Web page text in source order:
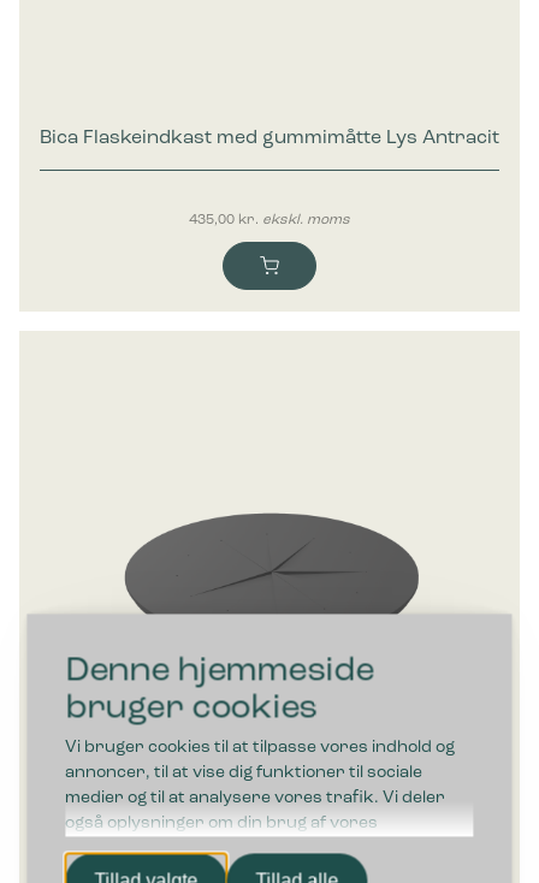
Denne hjemmeside
bruger cookies
Vi bruger cookies til at tilpasse vores indhold og
annoncer, til at vise dig funktioner til sociale
medier og til at analysere vores trafik. Vi deler
også oplysninger om din brug af vores
hjemmeside med vores partnere inden for sociale
medier, annonceringspartnere og
Bica Flaskeindkast med gummimåtte Lys Antracit
435,00 kr. ekskl. moms
Bica Flaskeindkast Ø18 cm